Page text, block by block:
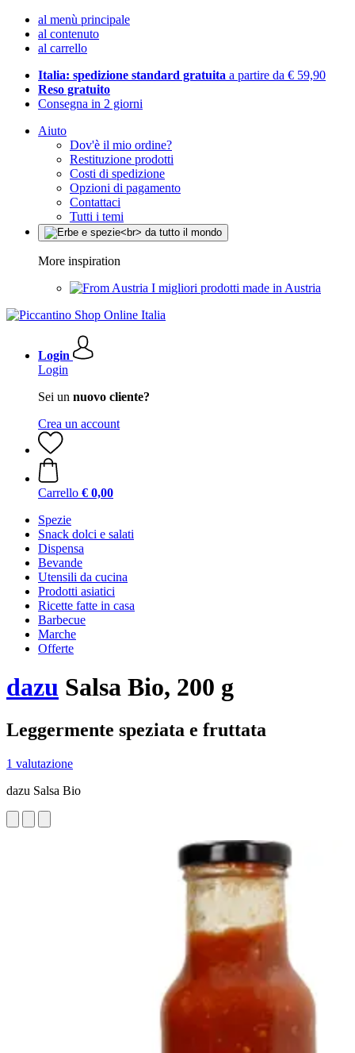
al menù principale
al contenuto
al carrello
Italia: spedizione standard gratuita a partire da € 59,90
Reso gratuito
Consegna in 2 giorni
Aiuto
Dov'è il mio ordine?
Restituzione prodotti
Costi di spedizione
Opzioni di pagamento
Contattaci
Tutti i temi
More inspiration
I migliori prodotti made in Austria
Login
Login
Sei un nuovo cliente?
Crea un account
Carrello € 0,00
Spezie
Snack dolci e salati
Dispensa
Bevande
Utensili da cucina
Prodotti asiatici
Ricette fatte in casa
Barbecue
Marche
Offerte
dazu Salsa Bio, 200 g
Leggermente speziata e fruttata
1 valutazione
dazu Salsa Bio